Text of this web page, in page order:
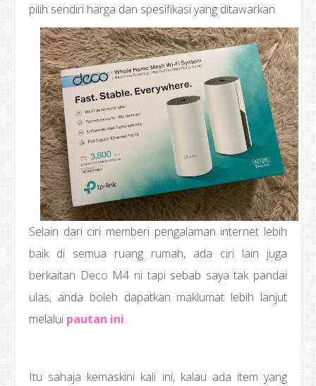
pilih sendiri harga dan spesifikasi yang ditawarkan.
Selain dari ciri memberi pengalaman internet lebih
baik di semua ruang rumah, ada ciri lain juga
berkaitan Deco M4 ni tapi sebab saya tak pandai
ulas, anda boleh dapatkan maklumat lebih lanjut
melalui pautan ini.
Itu sahaja kemaskini kali ini, kalau ada item yang